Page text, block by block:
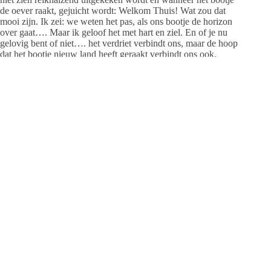
de oever raakt, gejuicht wordt: Welkom Thuis! Wat zou dat
mooi zijn. Ik zei: we weten het pas, als ons bootje de horizon
over gaat…. Maar ik geloof het met hart en ziel. En of je nu
gelovig bent of niet…. het verdriet verbindt ons, maar de hoop
dat het bootje nieuw land heeft geraakt verbindt ons ook.